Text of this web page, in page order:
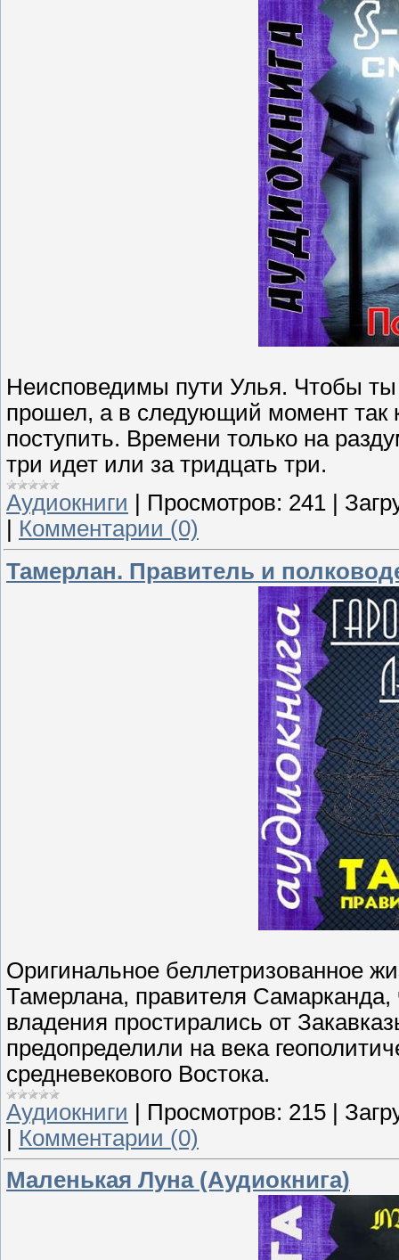
Неисповедимы пути Улья. Чтобы
прошел, а в следующий момент так
поступить. Времени только на
три идет или за тридцать три.
Аудиокниги
Просмотров: 241
Комментарии (0)
Тамерлан. Правитель и
Оригинальное беллетризованное
Тамерлана, правителя Самарканда,
владения простирались от
предопределили на века
средневекового Востока.
Аудиокниги | Просмотров: 215 |
| Комментарии (0)
Маленькая Луна (Аудиокнига)